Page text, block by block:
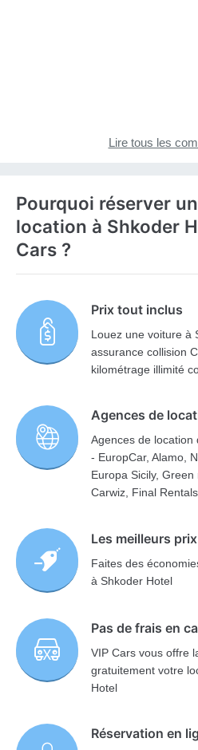
Lire tous les
Pourquoi réserver
location à Shkoder
Cars ?
Prix tout inclus
Louez une voiture à
assurance collision
kilométrage illimité
Agences de
Agences de location
- EuropCar, Alamo,
Europa Sicily, Green
Carwiz, Final Rentals
Les meilleurs
Faites des
à Shkoder Hotel
Pas de frais en
VIP Cars vous offre
gratuitement votre
Hotel
Réservation en